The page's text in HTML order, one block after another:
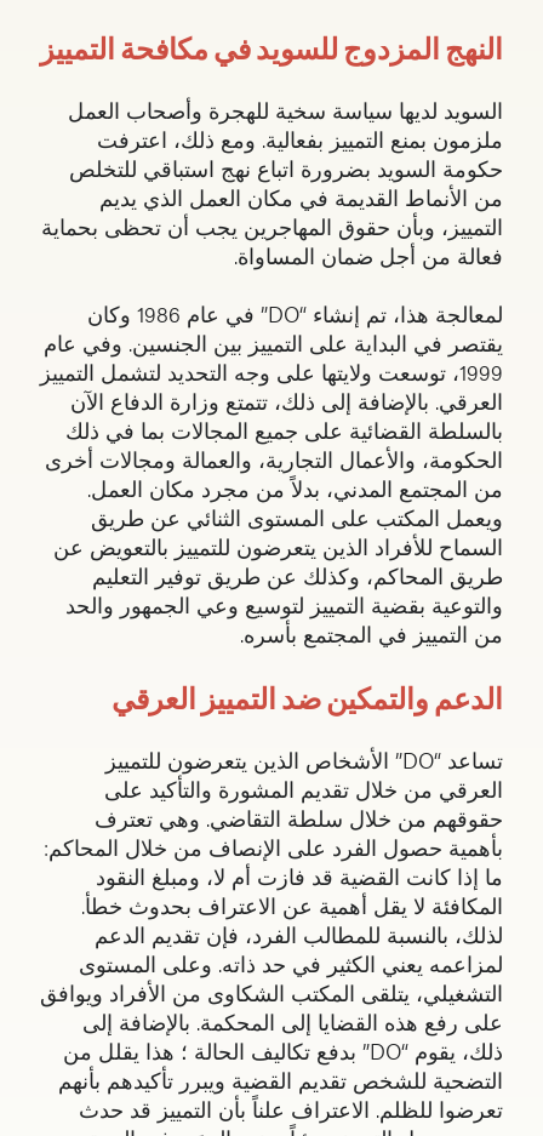
النهج المزدوج للسويد في مكافحة التمييز
السويد لديها سياسة سخية للهجرة وأصحاب العمل
ملزمون بمنع التمييز بفعالية. ومع ذلك، اعترفت
حكومة السويد بضرورة اتباع نهج استباقي للتخلص
من الأنماط القديمة في مكان العمل الذي يديم
التمييز، وبأن حقوق المهاجرين يجب أن تحظى بحماية
فعالة من أجل ضمان المساواة.
لمعالجة هذا، تم إنشاء “DO” في عام 1986 وكان
يقتصر في البداية على التمييز بين الجنسين. وفي عام
1999، توسعت ولايتها على وجه التحديد لتشمل التمييز
العرقي. بالإضافة إلى ذلك، تتمتع وزارة الدفاع الآن
بالسلطة القضائية على جميع المجالات بما في ذلك
الحكومة، والأعمال التجارية، والعمالة ومجالات أخرى
من المجتمع المدني، بدلاً من مجرد مكان العمل.
ويعمل المكتب على المستوى الثنائي عن طريق
السماح للأفراد الذين يتعرضون للتمييز بالتعويض عن
طريق المحاكم، وكذلك عن طريق توفير التعليم
والتوعية بقضية التمييز لتوسيع وعي الجمهور والحد
من التمييز في المجتمع بأسره.
الدعم والتمكين ضد التمييز العرقي
تساعد “DO” الأشخاص الذين يتعرضون للتمييز
العرقي من خلال تقديم المشورة والتأكيد على
حقوقهم من خلال سلطة التقاضي. وهي تعترف
بأهمية حصول الفرد على الإنصاف من خلال المحاكم:
ما إذا كانت القضية قد فازت أم لا، ومبلغ النقود
المكافئة لا يقل أهمية عن الاعتراف بحدوث خطأ.
لذلك، بالنسبة للمطالب الفرد، فإن تقديم الدعم
لمزاعمه يعني الكثير في حد ذاته. وعلى المستوى
التشغيلي، يتلقى المكتب الشكاوى من الأفراد ويوافق
على رفع هذه القضايا إلى المحكمة. بالإضافة إلى
ذلك، يقوم “DO” بدفع تكاليف الحالة ؛ هذا يقلل من
التضحية للشخص تقديم القضية ويبرر تأكيدهم بأنهم
تعرضوا للظلم. الاعتراف علناً بأن التمييز قد حدث